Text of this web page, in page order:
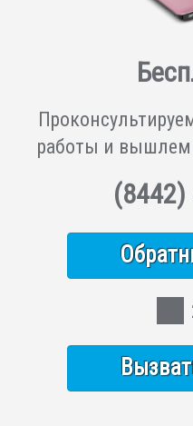
работы и вышлем
(8442)